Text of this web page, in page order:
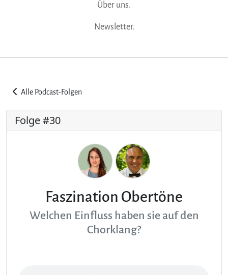
Über uns.
Newsletter.
Alle Podcast-Folgen
Folge #30
Faszination Obertöne
Welchen Einfluss haben sie auf den
Chorklang?